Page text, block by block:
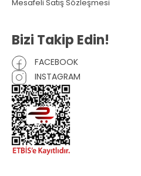
Mesafeli Satış Sözleşmesi
Bizi Takip Edin!
FACEBOOK
INSTAGRAM